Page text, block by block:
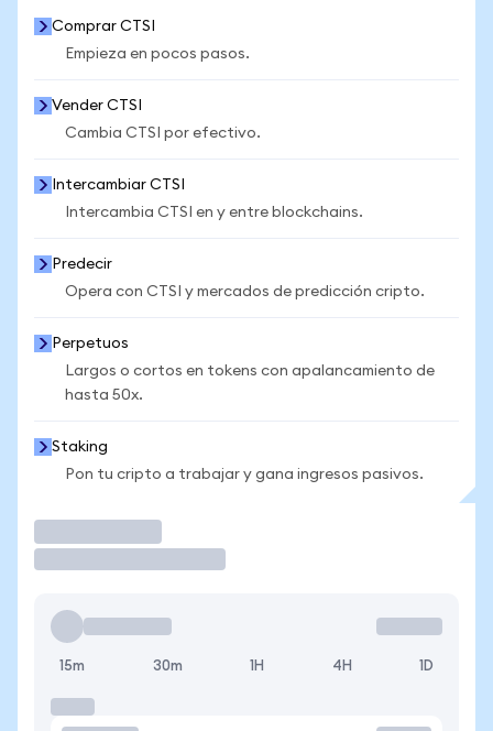
Comprar CTSI
Empieza en pocos pasos.
Vender CTSI
Cambia CTSI por efectivo.
Intercambiar CTSI
Intercambia CTSI en y entre blockchains.
Predecir
Opera con CTSI y mercados de predicción cripto.
Perpetuos
Largos o cortos en tokens con apalancamiento de
hasta 50x.
Staking
Pon tu cripto a trabajar y gana ingresos pasivos.
15m 30m 1H 4H 1D